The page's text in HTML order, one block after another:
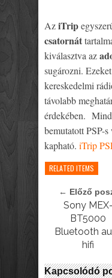
AziTrip
csatornát
kiválasztva az
sugározni.
kereskedelmi
távolabb
érdekében.
bemutatott PSP-s
kapható. iTrip
RELATED ITEMS
← Előző
Sony MEX-
BT5000
Bluetooth
hifi
Kapcsolódó